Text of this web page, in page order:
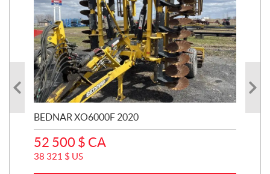
BEDNAR XO6000F 2020
52 500 $ CA
38 321 $ US